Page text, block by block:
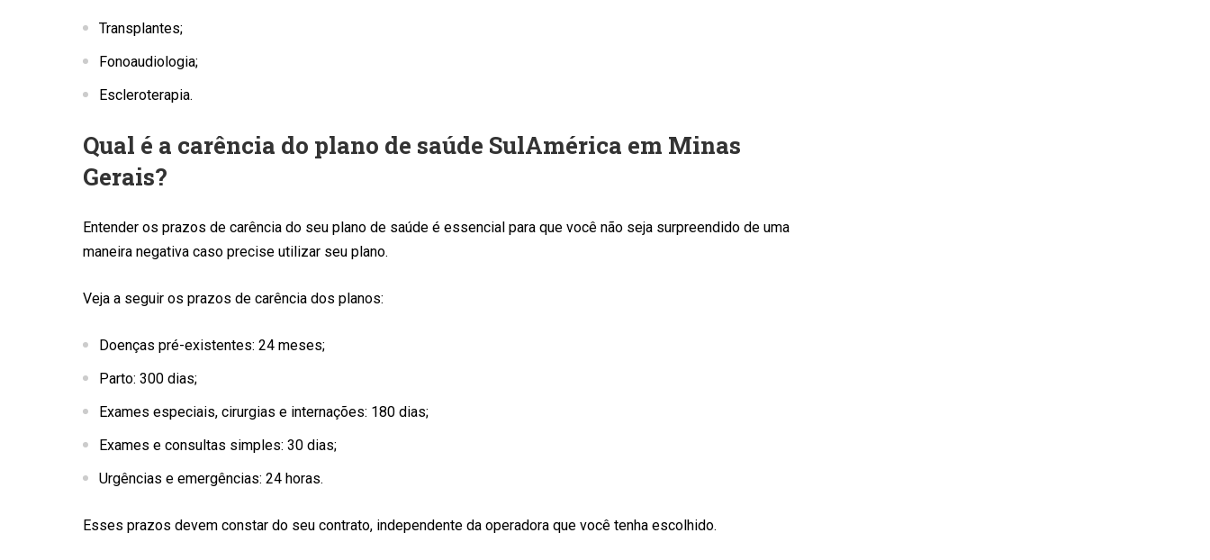
Transplantes;
Fonoaudiologia;
Escleroterapia.
Qual é a carência do plano de saúde SulAmérica em Minas
Gerais?
Entender os prazos de carência do seu plano de saúde é essencial para que você não seja surpreendido de uma
maneira negativa caso precise utilizar seu plano.
Veja a seguir os prazos de carência dos planos:
Doenças pré-existentes: 24 meses;
Parto: 300 dias;
Exames especiais, cirurgias e internações: 180 dias;
Exames e consultas simples: 30 dias;
Urgências e emergências: 24 horas.
Esses prazos devem constar do seu contrato, independente da operadora que você tenha escolhido.